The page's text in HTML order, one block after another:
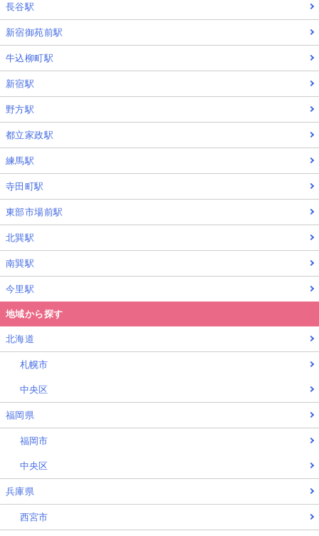
長谷駅
新宿御苑前駅
牛込柳町駅
新宿駅
野方駅
都立家政駅
練馬駅
寺田町駅
東部市場前駅
北巽駅
南巽駅
今里駅
地域から探す
北海道
札幌市
中央区
福岡県
福岡市
中央区
兵庫県
西宮市